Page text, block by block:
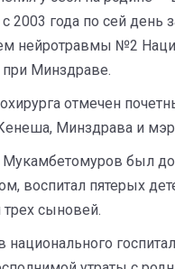
с 2003 года по сей день
нейротравмы №2
при Минздраве.
отмечен
Минздрава и
Мукамбетомуров был
воспитал пятерых
сыновей.
национального